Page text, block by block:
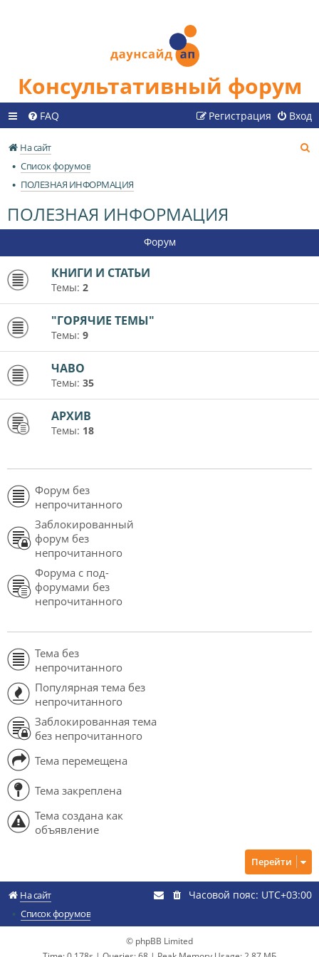
Консультативный форум
FAQ Вход
Регистрация
На сайт
Список форумов
ПОЛЕЗНАЯ ИНФОРМАЦИЯ
ПОЛЕЗНАЯ ИНФОРМАЦИЯ
Форум
КНИГИ И СТАТЬИ
Темы: 2
"ГОРЯЧИЕ ТЕМЫ"
Темы: 9
ЧАВО
Темы: 35
АРХИВ
Темы: 18
Форум без
непрочитанного
Заблокированный
форум без
непрочитанного
Форума с под-
форумами без
непрочитанного
Тема без
непрочитанного
Популярная тема без
непрочитанного
Заблокированная тема
без непрочитанного
Тема перемещена
Тема закреплена
Тема создана как
объявление
Перейти
На сайт
Список форумов
Часовой пояс: UTC+03:00
© phpBB Limited